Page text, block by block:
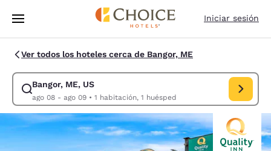
Pasar A Contenido Principal
Iniciar sesión
Ver todos los hoteles cerca de Bangor, ME
Bangor, ME, US
ago 08 - ago 09• 1 habitación, 1 huésped
Modificar la búsqueda de Bangor, ME, US. Fecha de check-in ago 08,